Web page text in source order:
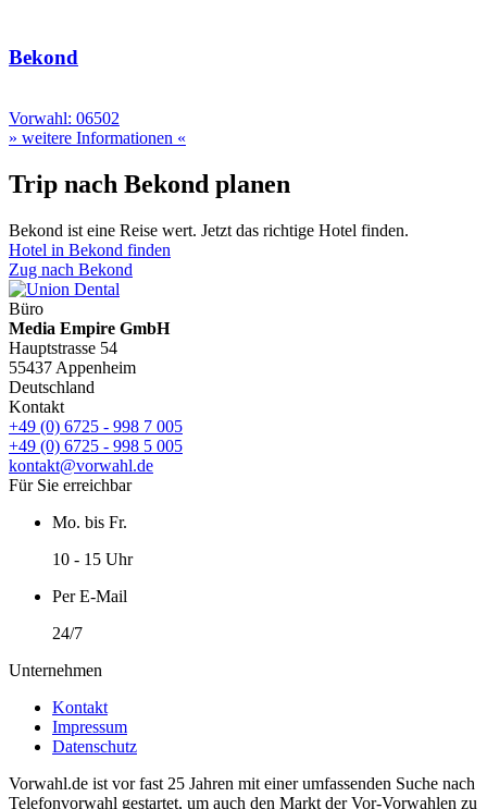
Bekond
Vorwahl: 06502
» weitere Informationen «
Trip nach Bekond planen
Bekond ist eine Reise wert. Jetzt das richtige Hotel finden.
Hotel in Bekond finden
Zug nach Bekond
Büro
Media Empire GmbH
Hauptstrasse 54
55437 Appenheim
Deutschland
Kontakt
+49 (0) 6725 - 998 7 005
+49 (0) 6725 - 998 5 005
kontakt@vorwahl.de
Für Sie erreichbar
Mo. bis Fr.
10 - 15 Uhr
Per E-Mail
24/7
Unternehmen
Kontakt
Impressum
Datenschutz
Vorwahl.de ist vor fast 25 Jahren mit einer umfassenden Suche nach
Telefonvorwahl gestartet, um auch den Markt der Vor-Vorwahlen zu